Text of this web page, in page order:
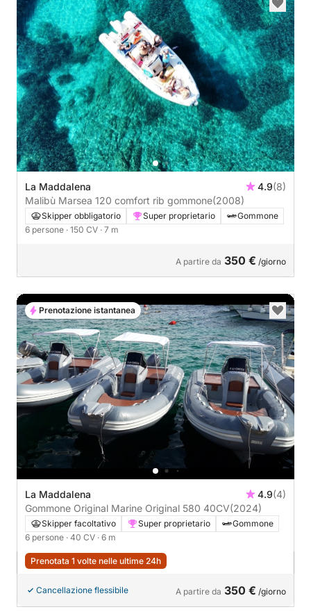
La Maddalena 4.9(8)
Malibù Marsea 120 comfort rib gommone(2008)
Skipper obbligatorio Super proprietario
Gommone
6 persone · 150 CV · 7 m
A partire da 350 € /giorno
La Maddalena 4.9(4)
Gommone Original Marine Original 580 40CV(2024)
Skipper facoltativo Super proprietario
Gommone
6 persone · 40 CV · 6 m
Prenotata 1 volte nelle ultime 24h
Cancellazione flessibile A partire da 350 € /giorno
Prenotazione istantanea